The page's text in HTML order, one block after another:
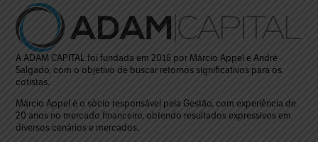
A ADAM CAPITAL foi fundada em 2016 por Márcio Appel e André
Salgado, com o objetivo de buscar retornos significativos para os
cotistas.
Márcio Appel é o sócio responsável pela Gestão, com experiência de
20 anos no mercado financeiro, obtendo resultados expressivos em
diversos cenários e mercados.